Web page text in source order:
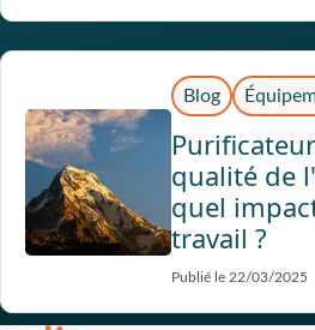
Blog
qualité de
quel
travail ?
Publié le 22/03/2025